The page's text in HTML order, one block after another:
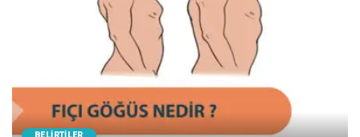
BELİRTİLER